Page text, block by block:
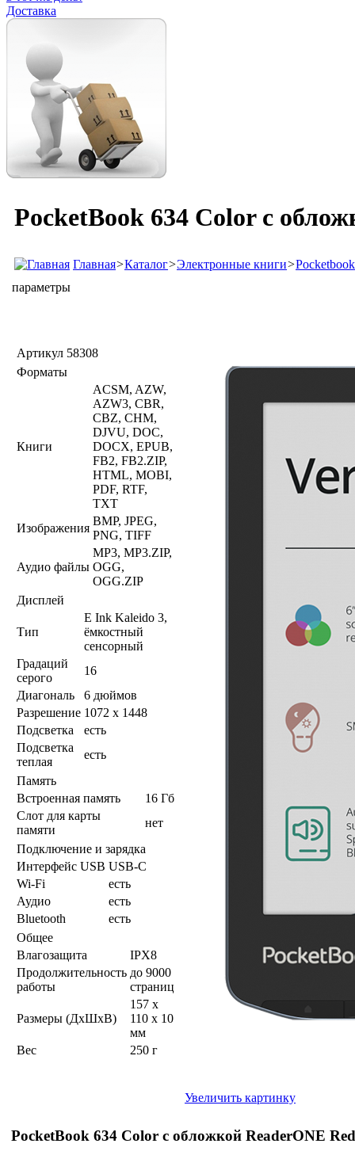
Доставка
PocketBook 634 Color с
Главная>Каталог>Электронные книги>Pocketbook
параметры
Артикул 58308
Форматы
Книги
ACSM, AZW,
AZW3, CBR,
CBZ, CHM,
DJVU, DOC,
DOCX, EPUB,
FB2, FB2.ZIP,
HTML, MOBI,
PDF, RTF,
TXT
Изображения
BMP, JPEG,
PNG, TIFF
Аудио файлы
MP3, MP3.ZIP,
OGG,
OGG.ZIP
Дисплей
Тип
E Ink Kaleido 3,
ёмкостный
сенсорный
Градаций
серого
16
Диагональ
6 дюймов
Разрешение 1072 x 1448
Подсветка
есть
Подсветка
теплая
есть
Память
Встроенная память
16 Гб
Слот для карты
памяти
нет
Подключение и зарядка
Интерфейс USB USB-C
Wi-Fi
есть
Аудио
есть
Bluetooth
есть
Общее
Влагозащита
IPX8
Продолжительность
работы
до 9000
страниц
Размеры (ДхШхВ)
157 x
110 x 10
мм
Вес
250 г
Увеличить картинку
PocketBook 634 Color с обложкой ReaderONE Red